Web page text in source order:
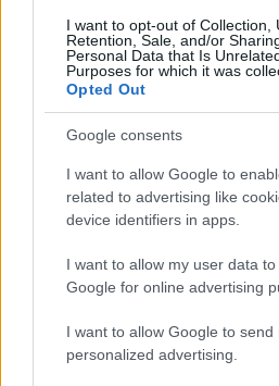
I want to opt-out of Collection,
Retention, Sale, and/or
Personal Data that Is
Purposes for which it was
Opted Out
Google consents
I want to allow Google to
related to advertising like
device identifiers in apps.
I want to allow my user data
Google for online advertising
I want to allow Google to send
personalized advertising.
ξεχασμένους, στους
έκδοση, λοιπόν, είναι μια
από τα λόγια τους και μας
πιστά γίνεται.
Το βιβλίο χωρίζεται σε
τα παιδιά». «Η διασκέδαση,
μπουζούκι και άλλα
«Πανηγύρια». «Αμερική,
εξωτερικό». «Γνώμες για
καλλιτέχνες». «Οι πλούσιοι
ξεχασμένοι, οι αδικημένοι».
ανακαλύψει». «Μικρές